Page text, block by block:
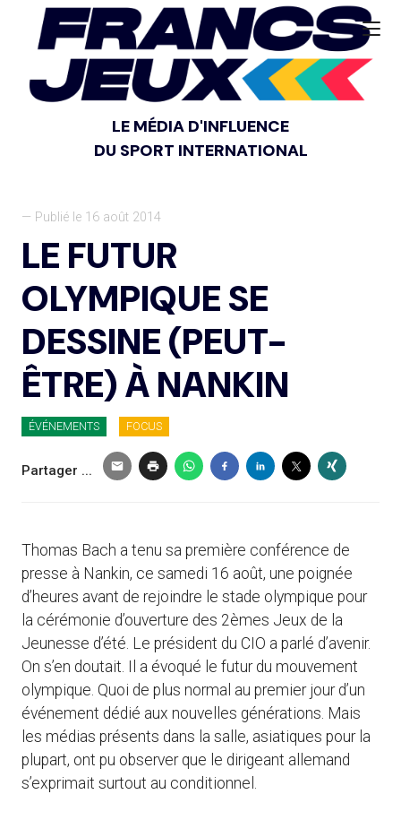
LE MÉDIA D'INFLUENCE
DU SPORT INTERNATIONAL
— Publié le 16 août 2014
LE FUTUR
OLYMPIQUE SE
DESSINE (PEUT-
ÊTRE) À NANKIN
ÉVÉNEMENTS FOCUS
Partager ...
Thomas Bach a tenu sa première conférence de
presse à Nankin, ce samedi 16 août, une poignée
d’heures avant de rejoindre le stade olympique pour
la cérémonie d’ouverture des 2èmes Jeux de la
Jeunesse d’été. Le président du CIO a parlé d’avenir.
On s’en doutait. Il a évoqué le futur du mouvement
olympique. Quoi de plus normal au premier jour d’un
événement dédié aux nouvelles générations. Mais
les médias présents dans la salle, asiatiques pour la
plupart, ont pu observer que le dirigeant allemand
s’exprimait surtout au conditionnel.